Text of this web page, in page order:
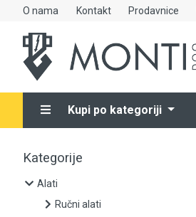
O nama Kontakt Prodavnice
Kupi po kategoriji
Alati
Ručni alati
Električni alati
Pneumatski alati
Kategorije
Alati
Ručni alati